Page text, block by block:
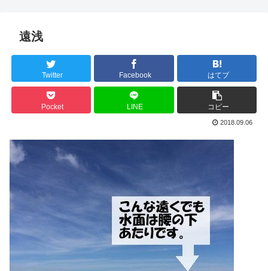
遠浅
Twitter Facebook はてブ
Pocket LINE コピー
2018.09.06